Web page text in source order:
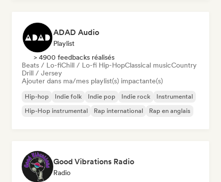
ADAD Audio
Playlist
> 4900 feedbacks réalisés
Beats / Lo-fiChill / Lo-fi Hip-HopClassical musicCountry
Drill / Jersey
Ajouter dans ma/mes playlist(s) impactante(s)
Hip-hop Indie folk Indie pop Indie rock
Instrumental
Hip-Hop instrumental
Rap international Rap en anglais
Good Vibrations Radio
Radio